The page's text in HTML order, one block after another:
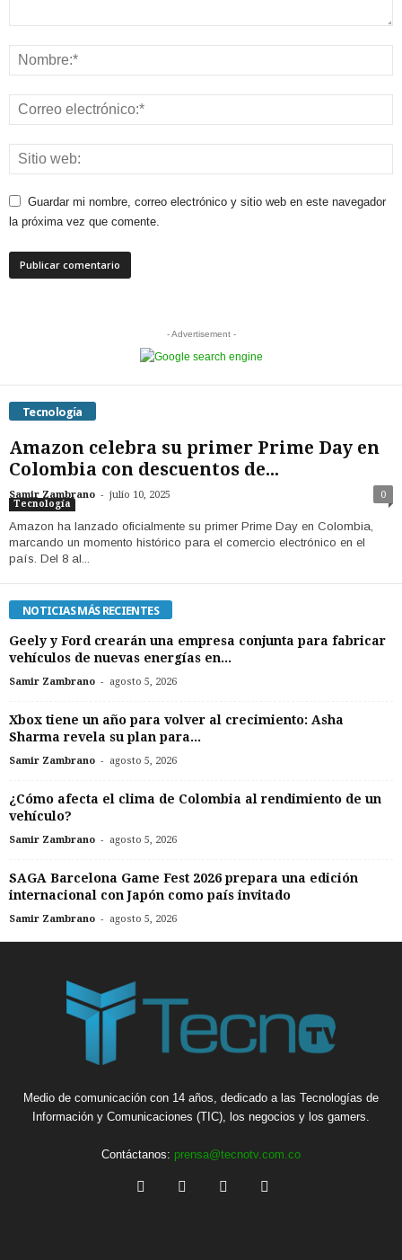
Guardar mi nombre, correo electrónico y sitio web en este navegador
la próxima vez que comente.
- Advertisement -
Tecnología
Amazon celebra su primer Prime Day en
Colombia con descuentos de...
Samir Zambrano - julio 10, 2025 0
Tecnología
Amazon ha lanzado oficialmente su primer Prime Day en Colombia,
marcando un momento histórico para el comercio electrónico en el
país. Del 8 al...
NOTICIAS MÁS RECIENTES
Geely y Ford crearán una empresa conjunta para fabricar
vehículos de nuevas energías en...
Samir Zambrano - agosto 5, 2026
Xbox tiene un año para volver al crecimiento: Asha
Sharma revela su plan para...
Samir Zambrano - agosto 5, 2026
¿Cómo afecta el clima de Colombia al rendimiento de un
vehículo?
Samir Zambrano - agosto 5, 2026
SAGA Barcelona Game Fest 2026 prepara una edición
internacional con Japón como país invitado
Samir Zambrano - agosto 5, 2026
Medio de comunicación con 14 años, dedicado a las Tecnologías de
Información y Comunicaciones (TIC), los negocios y los gamers.
Contáctanos: prensa@tecnotv.com.co